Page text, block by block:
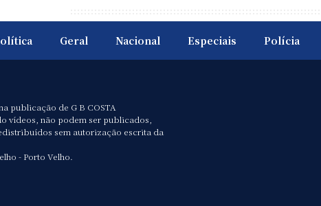
Geral Nacional Especiais Polícia
publicação de G B COSTA
vídeos, não podem ser publicados,
sem autorização escrita da
- Porto Velho.